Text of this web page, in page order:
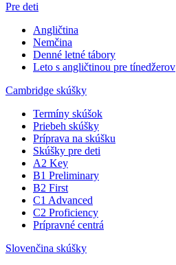
Pre deti
Angličtina
Nemčina
Denné letné tábory
Leto s angličtinou pre tínedžerov
Cambridge skúšky
Termíny skúšok
Priebeh skúšky
Príprava na skúšku
Skúšky pre deti
A2 Key
B1 Preliminary
B2 First
C1 Advanced
C2 Proficiency
Prípravné centrá
Slovenčina skúšky